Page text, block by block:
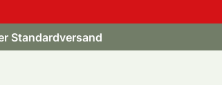
Standardversand